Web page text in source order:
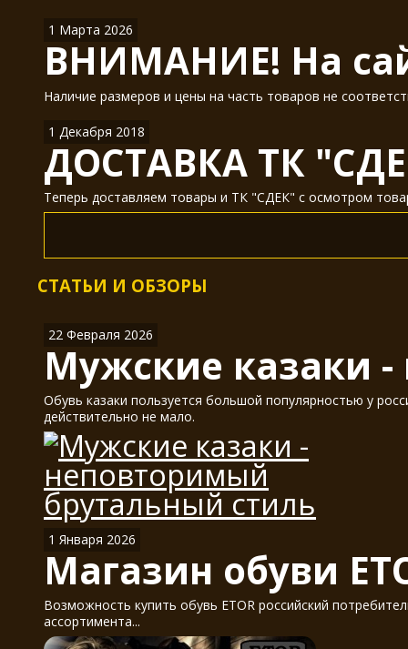
1 Марта 2026
ВНИМАНИЕ! На
Наличие размеров и цены на часть товаров не
1 Декабря 2018
ДОСТАВКА ТК
Теперь доставляем товары и ТК "СДЕК" с осмотром
СТАТЬИ И ОБЗОРЫ
22 Февраля 2026
Мужские казаки
Обувь казаки пользуется большой популярностью у
действительно не мало.
1 Января 2026
Магазин обуви
Возможность купить обувь ETOR российский
ассортимента...